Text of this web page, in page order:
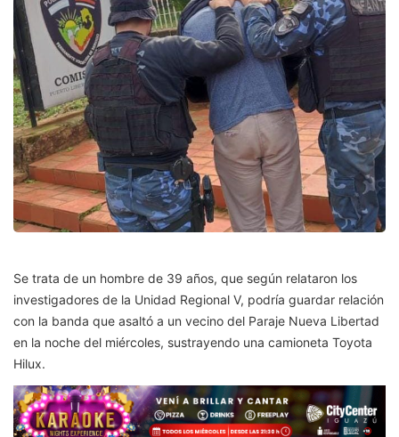
Se trata de un hombre de 39 años, que según relataron los
investigadores de la Unidad Regional V, podría guardar relación
con la banda que asaltó a un vecino del Paraje Nueva Libertad
en la noche del miércoles, sustrayendo una camioneta Toyota
Hilux.